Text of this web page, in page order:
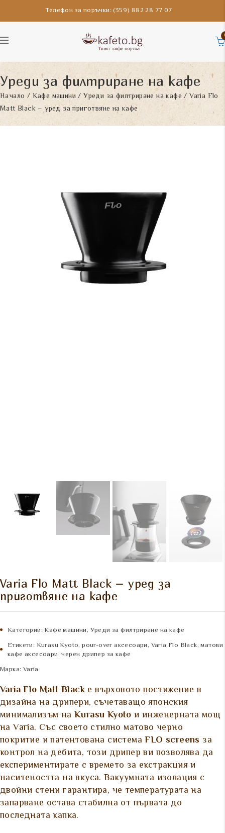
Телефон за поръчки: (359) 882 28 77 07
Уреди за филтриране на кафе
Начало / Кафе машини /Уреди за филтриране на кафе/ Varia Flo
Matt Black – уред за приготвяне на кафе
Varia Flo Matt Black – уред за
приготвяне на кафе
Категории: Кафе машини, Уреди за филтриране на кафе
Етикети: Kurasu Kyoto,pour-over аксесоари, Varia Flo Black,матови
кафе аксесоари,черен дрипер за кафе
Марка: Varia
Varia Flo Matt Black е върховото постижение в
дизайна на дрипери, съчетаващо японския
минимализъм на Kurasu Kyoto и инженерната мощ
на Varia. Със своето стилно матово черно
покритие и патентована системаFLO screens за
контрол на дебита, този дрипер ви позволява да
експериментирате с времето за екстракция и
наситеността на вкуса. Вакуумната изолация с
двойни стени гарантира, че температурата на
запарване остава стабилна от първата до
последната капка.